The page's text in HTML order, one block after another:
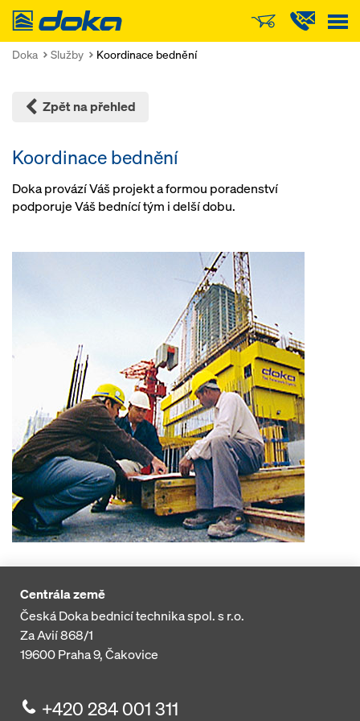
Doka
Doka Služby Koordinace bednění
Zpět na přehled
Koordinace bednění
Doka provází Váš projekt a formou poradenství
podporuje Váš bednící tým i delší dobu.
Centrála země
Česká Doka bednicí technika spol. s r.o.
Za Avií 868/1
19600Praha 9, Čakovice
+420 284 001 311